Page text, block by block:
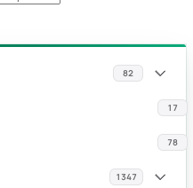
82
17
78
1347